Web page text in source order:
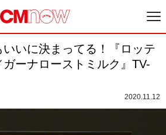
いいに決まってる！『ロッテ
ーナローストミルク』TV-
2020.11.12